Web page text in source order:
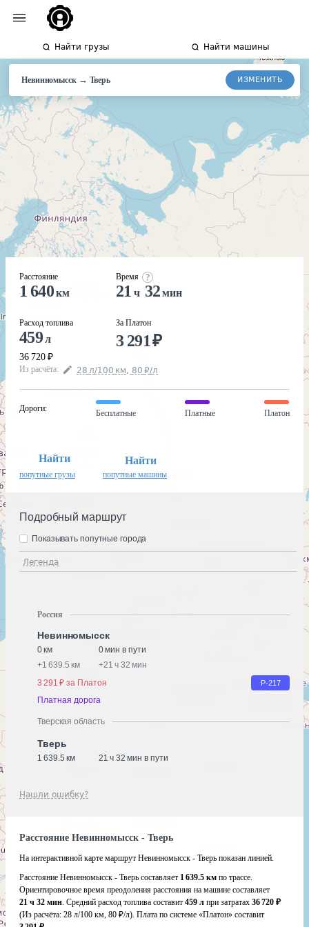
Найти грузы Найти машины
Невинномысск→ Тверь ИЗМЕНИТЬ
Расстояние
1 640км
Расход топлива
459л
36 720 ₽
Время
21 ч 32 мин
За Платон
3 291₽
Из расчёта: 28 л/100 км, 80 ₽/л
Дороги:
Бесплатные Платные Платон
Найти
попутные грузы
Найти
попутные машины
Подробный маршрут
Легенда
Показывать попутные города
Россия
Невинномысск
0 км
0 мин в пути
+1 639.5 км +21 ч 32 мин
3 291 ₽ за Платон
Р-217
Платная дорога
Тверская область
Тверь
1 639.5 км 21 ч 32 мин в пути
Нашли ошибку?
Расстояние Невинномысск - Тверь
На интерактивной карте маршрут Невинномысск - Тверь показан линией.
Расстояние Невинномысск - Тверь составляет 1 639.5 км по трассе.
Ориентировочное время преодоления расстояния на машине составляет
21 ч 32 мин. Средний расход топлива составит 459 л при затратах 36 720 ₽
(Из расчёта: 28 л/100 км, 80 ₽/л). Плата по системе «Платон» составит